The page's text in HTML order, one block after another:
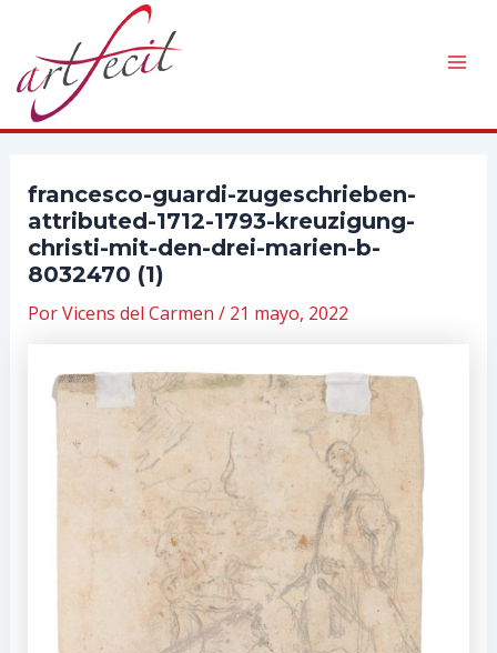
contenido
francesco-guardi-zugeschrieben-
attributed-1712-1793-kreuzigung-
christi-mit-den-drei-marien-b-
8032470 (1)
PorVicens del Carmen / 21 mayo, 2022